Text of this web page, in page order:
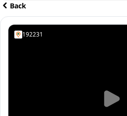
Back
192231